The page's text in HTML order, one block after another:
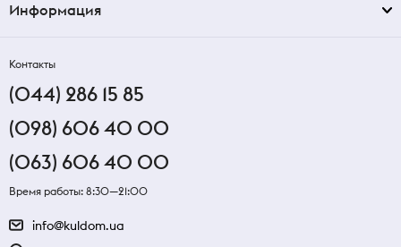
Информация
Контакты
(044) 286 15 85
(098) 606 40 00
(063) 606 40 00
Время работы: 8:30—21:00
info@kuldom.ua